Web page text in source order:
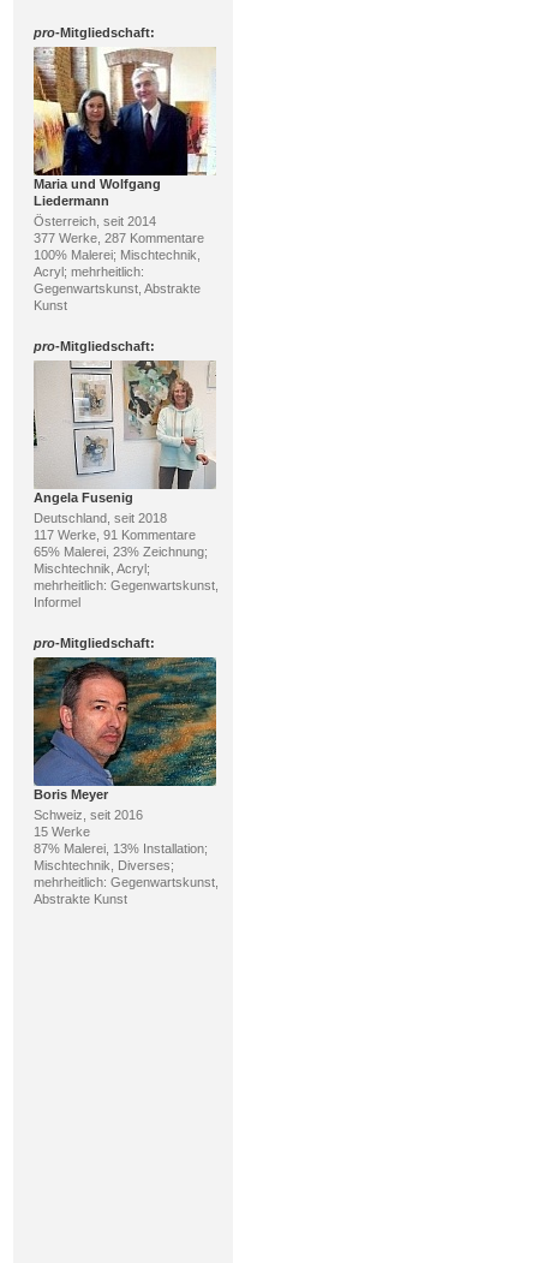
pro-Mitgliedschaft:
Maria und Wolfgang
Liedermann
Österreich, seit 2014
377 Werke, 287 Kommentare
100% Malerei; Mischtechnik,
Acryl; mehrheitlich:
Gegenwartskunst, Abstrakte
Kunst
pro-Mitgliedschaft:
Angela Fusenig
Deutschland, seit 2018
117 Werke, 91 Kommentare
65% Malerei, 23% Zeichnung;
Mischtechnik, Acryl;
mehrheitlich: Gegenwartskunst,
Informel
pro-Mitgliedschaft:
Boris Meyer
Schweiz, seit 2016
15 Werke
87% Malerei, 13% Installation;
Mischtechnik, Diverses;
mehrheitlich: Gegenwartskunst,
Abstrakte Kunst